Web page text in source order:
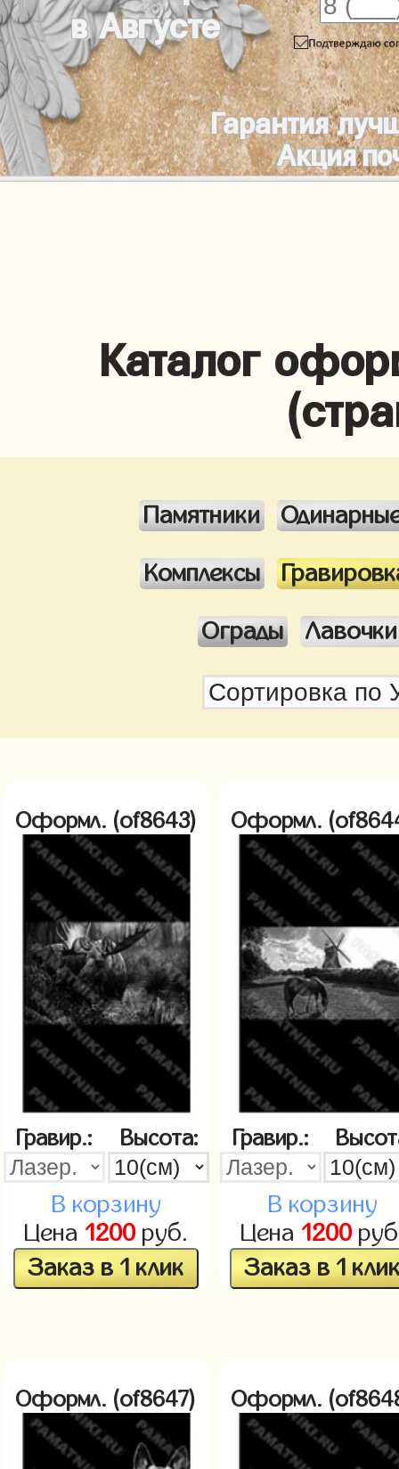
в Августе
Гарантия
Акция
Каталог
Памятники
Комплексы
Ограды
Оформл. (of8643)
Гравир.: Высота:
В корзину
Цена 1200руб.
Заказ в 1 клик
Оформл.
Гравир.:
В корзину
Цена 1200
Заказ в 1
Оформл. (of8647) Оформл.